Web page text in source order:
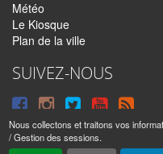
Nous collectons et traitons vos
/ Gestion des sessions.
Météo
Le Kiosque
Plan de la ville
SUIVEZ-NOUS
Suivre
sur
Suivre
sur
Suivre
sur
tout